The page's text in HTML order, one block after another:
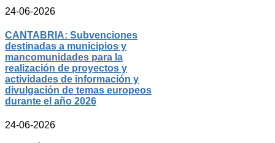
24-06-2026
CANTABRIA: Subvenciones
destinadas a municipios y
mancomunidades para la
realización de proyectos y
actividades de información y
divulgación de temas europeos
durante el año 2026
24-06-2026